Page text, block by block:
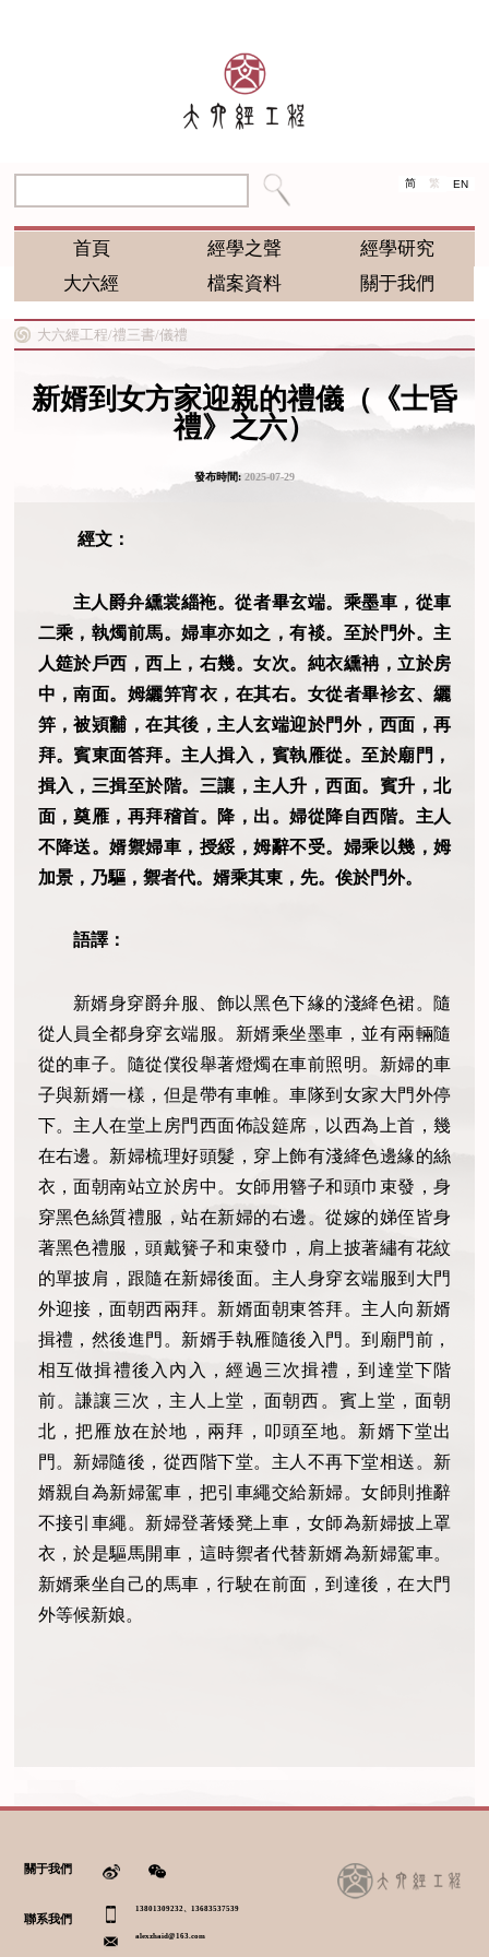
简 繁 EN
首頁 經學之聲
經學研究
大六經
檔案資料 關于我們
大六經工程/禮三書/儀禮
新婿到女方家迎親的禮儀（《士昏
禮》之六）
發布時間:2025-07-29
經文：
主人爵弁纁裳緇袘。從者畢玄端。乘墨車，從車
二乘，執燭前馬。婦車亦如之，有裧。至於門外。主
人筵於戶西，西上，右幾。女次。純衣纁袡，立於房
中，南面。姆纚笄宵衣，在其右。女從者畢袗玄、纚
笄，被熲黼，在其後，主人玄端迎於門外，西面，再
拜。賓東面答拜。主人揖入，賓執雁從。至於廟門，
揖入，三揖至於階。三讓，主人升，西面。賓升，北
面，奠雁，再拜稽首。降，出。婦從降自西階。主人
不降送。婿禦婦車，授綏，姆辭不受。婦乘以幾，姆
加景，乃驅，禦者代。婿乘其東，先。俟於門外。
語譯：
新婿身穿爵弁服、飾以黑色下緣的淺絳色裙。隨
從人員全都身穿玄端服。新婿乘坐墨車，並有兩輛隨
從的車子。隨從僕役舉著燈燭在車前照明。新婦的車
子與新婿一樣，但是帶有車帷。車隊到女家大門外停
下。主人在堂上房門西面佈設筵席，以西為上首，幾
在右邊。新婦梳理好頭髮，穿上飾有淺絳色邊緣的絲
衣，面朝南站立於房中。女師用簪子和頭巾束發，身
穿黑色絲質禮服，站在新婦的右邊。從嫁的娣侄皆身
著黑色禮服，頭戴籫子和束發巾，肩上披著繡有花紋
的單披肩，跟隨在新婦後面。主人身穿玄端服到大門
外迎接，面朝西兩拜。新婿面朝東答拜。主人向新婿
揖禮，然後進門。新婿手執雁隨後入門。到廟門前，
相互做揖禮後入內入，經過三次揖禮，到達堂下階
前。謙讓三次，主人上堂，面朝西。賓上堂，面朝
北，把雁放在於地，兩拜，叩頭至地。新婿下堂出
門。新婦隨後，從西階下堂。主人不再下堂相送。新
婿親自為新婦駕車，把引車繩交給新婦。女師則推辭
不接引車繩。新婦登著矮凳上車，女師為新婦披上罩
衣，於是驅馬開車，這時禦者代替新婿為新婦駕車。
新婿乘坐自己的馬車，行駛在前面，到達後，在大門
外等候新娘。
關于我們
聯系我們
13801309232、13683537539
alexzhaid@163.com